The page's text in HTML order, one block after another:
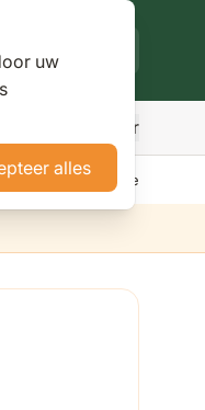
uw
alles
Meer
Klantenservice